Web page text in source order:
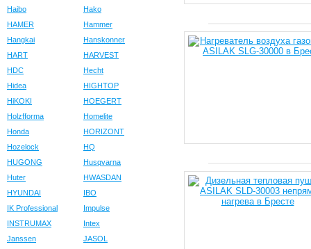
Haibo
Hako
HAMER
Hammer
Hangkai
Hanskonner
HART
HARVEST
HDC
Hecht
Hidea
HIGHTOP
HiKOKI
HOEGERT
Holzfforma
Homelite
Honda
HORIZONT
Hozelock
HQ
HUGONG
Husqvarna
Huter
HWASDAN
HYUNDAI
IBO
IK Professional
Impulse
INSTRUMAX
Intex
Janssen
JASOL